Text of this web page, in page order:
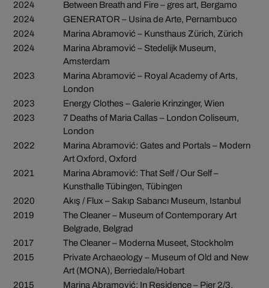
2024
Between Breath and Fire – gres art, Bergamo
2024
GENERATOR – Usina de Arte, Pernambuco
2024
Marina Abramović – Kunsthaus Zürich, Zürich
2024
Marina Abramović – Stedelijk Museum,
Amsterdam
2023
Marina Abramović – Royal Academy of Arts,
London
2023
Energy Clothes – Galerie Krinzinger, Wien
2023
7 Deaths of Maria Callas – London Coliseum,
London
2022
Marina Abramović: Gates and Portals – Modern
Art Oxford, Oxford
2021
Marina Abramović: That Self / Our Self –
Kunsthalle Tübingen, Tübingen
2020
Akış / Flux – Sakıp Sabancı Museum, Istanbul
2019
The Cleaner – Museum of Contemporary Art
Belgrade, Belgrad
2017
The Cleaner – Moderna Museet, Stockholm
2015
Private Archaeology – Museum of Old and New
Art (MONA), Berriedale/Hobart
2015
Marina Abramović: In Residence – Pier 2/3,